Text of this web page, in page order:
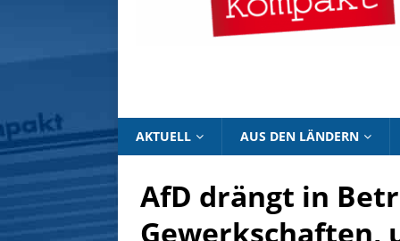
AKTUELL AUS DEN LÄNDERN
AfD drängt in
Gewerkschaften,